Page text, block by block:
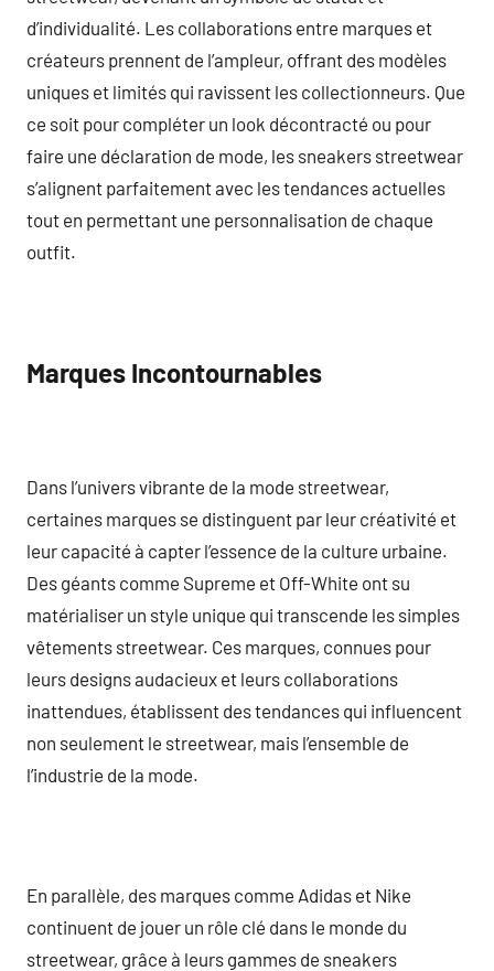
d’individualité. Les collaborations entre marques et
créateurs prennent de l’ampleur, offrant des modèles
uniques et limités qui ravissent les collectionneurs. Que
ce soit pour compléter un look décontracté ou pour
faire une déclaration de mode, les sneakers streetwear
s’alignent parfaitement avec les tendances actuelles
tout en permettant une personnalisation de chaque
outfit.
Marques Incontournables
Dans l’univers vibrante de la mode streetwear,
certaines marques se distinguent par leur créativité et
leur capacité à capter l’essence de la culture urbaine.
Des géants comme Supreme et Off-White ont su
matérialiser un style unique qui transcende les simples
vêtements streetwear. Ces marques, connues pour
leurs designs audacieux et leurs collaborations
inattendues, établissent des tendances qui influencent
non seulement le streetwear, mais l’ensemble de
l’industrie de la mode.
En parallèle, des marques comme Adidas et Nike
continuent de jouer un rôle clé dans le monde du
streetwear, grâce à leurs gammes de sneakers